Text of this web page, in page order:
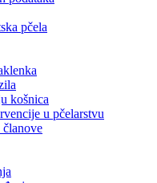
pčela
košnica
u pčelarstvu
članove